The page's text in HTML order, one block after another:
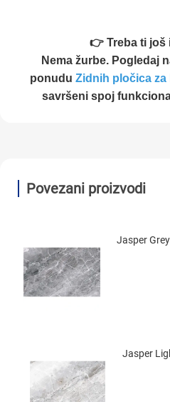
👉 Treba ti još
Nema žurbe. Pogledaj
ponudu Zidnih pločica za
savršeni spoj
Povezani proizvodi
Jasper
Jasper